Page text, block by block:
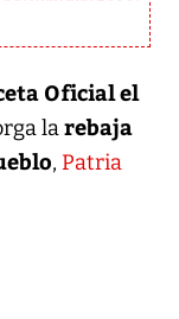
Oficial el
larebaja
, Patria